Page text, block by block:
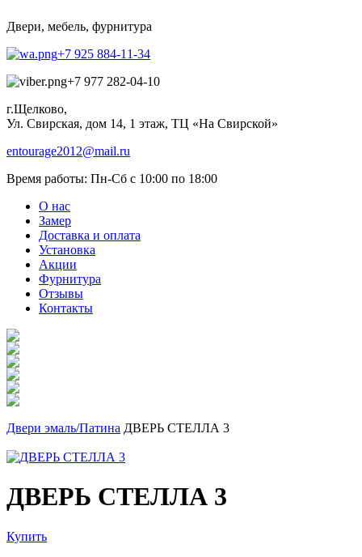
Двери, мебель, фурнитура
+7 925 884-11-34
+7 977 282-04-10
г.Щелково,
Ул. Свирская, дом 14, 1 этаж, ТЦ «На Свирской»
entourage2012@mail.ru
Время работы: Пн-Сб с 10:00 по 18:00
О нас
Замер
Доставка и оплата
Установка
Акции
Фурнитура
Отзывы
Контакты
Двери эмаль/Патина ДВЕРЬ СТЕЛЛА 3
ДВЕРЬ СТЕЛЛА 3
Купить